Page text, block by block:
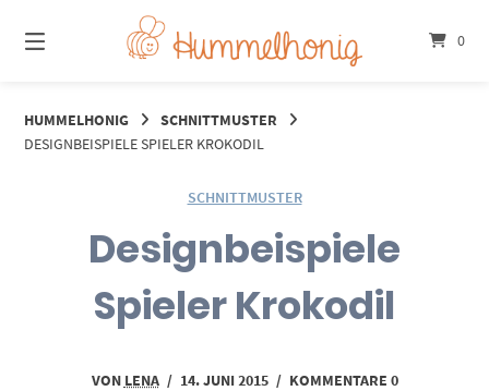
zum
Inhalt
0
HUMMELHONIG
SCHNITTMUSTER
DESIGNBEISPIELE SPIELER KROKODIL
SCHNITTMUSTER
Designbeispiele
Spieler Krokodil
VON LENA / 14. JUNI 2015 / KOMMENTARE 0